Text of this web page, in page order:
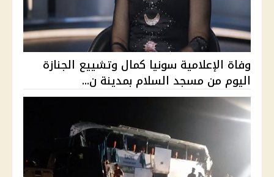
وفاة الإعلامية سونيا كمال وتشييع الجنازة
اليوم من مسجد السلام بمدينة ن...